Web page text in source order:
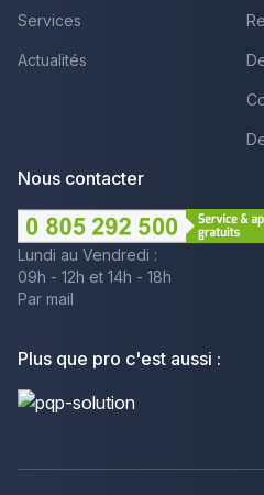
Services
Actualités
Nous contacter
Lundi au Vendredi :
09h - 12h et 14h - 18h
Par mail
Plus que pro c'est aussi :